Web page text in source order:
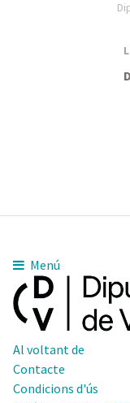
Menú
Al voltant de
Contacte
Condicions d'ús